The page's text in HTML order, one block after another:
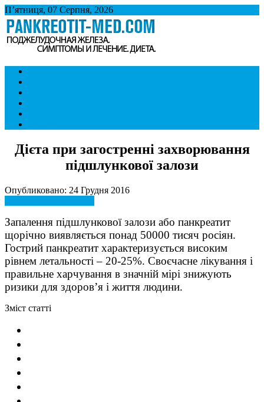
П’ятниця, 07 Серпня, 2026
Панкреатит
Підшлункова залоза. Симптоми і лікування панкреатиту. Дієта
при панкреатиті.
Дієта при загостренні захворювання
підшлункової залози
Опубликовано: 24 Грудня 2016
Запалення підшлункової залози або панкреатит
щорічно виявляється понад 50000 тисяч росіян.
Гострий панкреатит характеризується високим
рівнем летальності – 20-25%. Своєчасне лікування і
правильне харчування в значній мірі знижують
ризики для здоров’я і життя людини.
Зміст статті